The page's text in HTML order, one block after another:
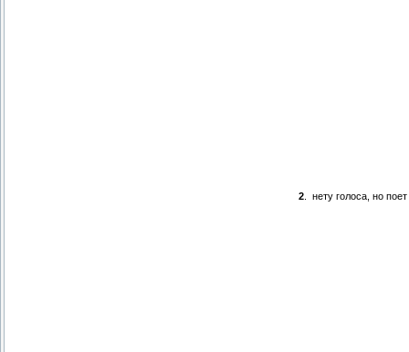
2 нету голоса, но